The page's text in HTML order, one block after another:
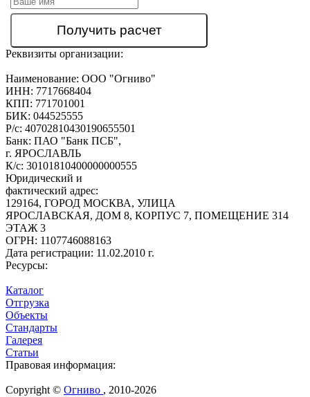
Реквизиты организации:
Наименование: ООО "Огниво"
ИНН: 7717668404
КПП: 771701001
БИК: 044525555
Р/с: 40702810430190655501
Банк: ПАО "Банк ПСБ",
г. ЯРОСЛАВЛЬ
К/с: 30101810400000000555
Юридический и
фактический адрес:
129164, ГОРОД МОСКВА, УЛИЦА
ЯРОСЛАВСКАЯ, ДОМ 8, КОРПУС 7, ПОМЕЩЕНИЕ 314
ЭТАЖ 3
ОГРН: 1107746088163
Дата регистрации: 11.02.2010 г.
Ресурсы:
Каталог
Отгрузка
Объекты
Стандарты
Галерея
Статьи
Правовая информация:
Copyright © Огниво , 2010-2026